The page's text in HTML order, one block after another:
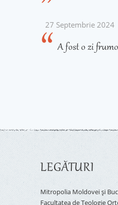
27 Septembrie 2024
A fost o zi
LEGĂTURI
Mitropolia Moldovei și
Facultatea de Teologie